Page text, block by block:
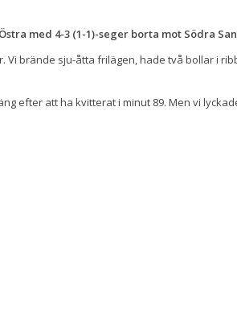
med 4-3 (1-1)-seger borta mot Södra
Vi brände sju-åtta frilägen, hade två bollar i
efter att ha kvitterat i minut 89. Men vi